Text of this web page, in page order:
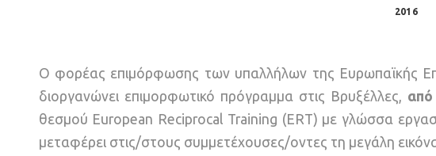
2016
Ο φορέας επιμόρφωσης των υπαλλήλων της Ευρωπαϊκής
διοργανώνει επιμορφωτικό πρόγραμμα στις Βρυξέλλες, από
θεσμού European Reciprocal Training (ERT) με γλώσσα
μεταφέρει στις/στους συμμετέχουσες/οντες τη μεγάλη